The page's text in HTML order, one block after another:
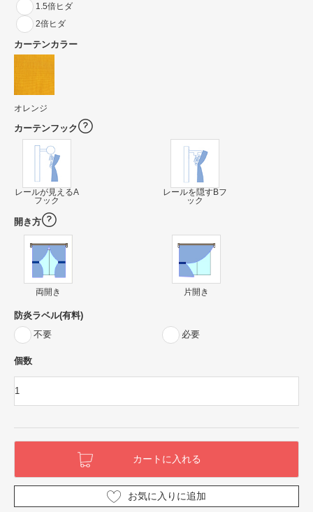
1.5倍ヒダ
2倍ヒダ
カーテンカラー
オレンジ
カーテンフック
レールが見えるA
フック
レールを隠すBフ
ック
開き方
両開き 片開き
防炎ラベル(有料)
不要
必要
個数
お気に入りに追加